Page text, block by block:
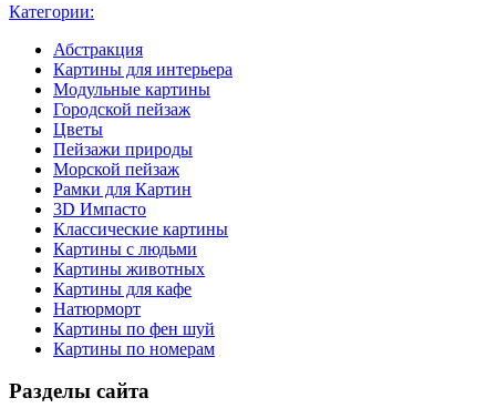
Категории:
Абстракция
Картины для интерьера
Модульные картины
Городской пейзаж
Цветы
Пейзажи природы
Морской пейзаж
Рамки для Картин
3D Импасто
Классические картины
Картины с людьми
Картины животных
Картины для кафе
Натюрморт
Картины по фен шуй
Картины по номерам
Разделы сайта